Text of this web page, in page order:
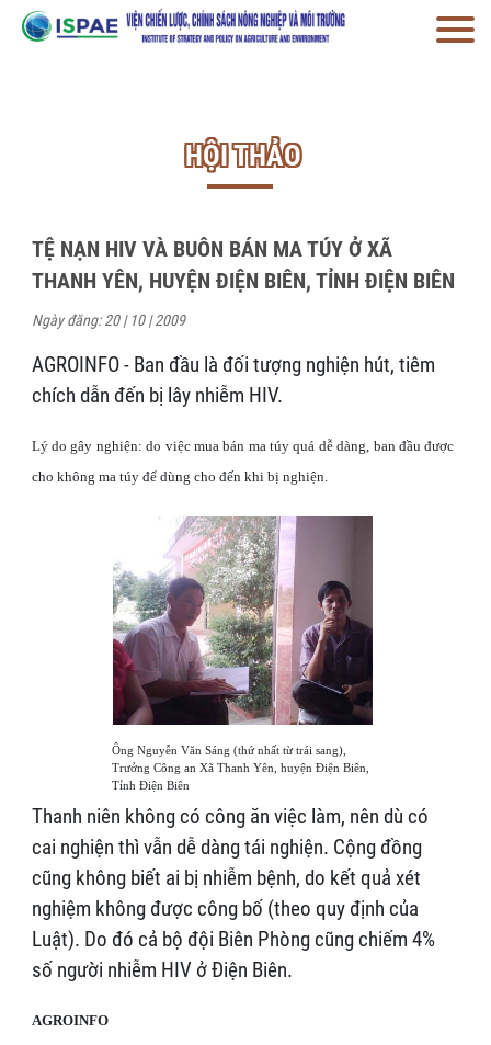
HỘI THẢO
TỆ NẠN HIV VÀ BUÔN BÁN MA TÚY Ở XÃ
THANH YÊN, HUYỆN ĐIỆN BIÊN, TỈNH ĐIỆN BIÊN
Ngày đăng: 20 | 10 | 2009
AGROINFO - Ban đầu là đối tượng nghiện hút, tiêm
chích dẫn đến bị lây nhiễm HIV.
Lý do gây nghiện: do việc mua bán ma túy quá dễ dàng, ban đầu được
cho không ma túy để dùng cho đến khi bị nghiện.
Ông Nguyễn Văn Sáng (thứ nhất từ trái sang),
Trưởng Công an Xã Thanh Yên, huyện Điện Biên,
Tỉnh Điện Biên
Thanh niên không có công ăn việc làm, nên dù có
cai nghiện thì vẫn dễ dàng tái nghiện. Cộng đồng
cũng không biết ai bị nhiễm bệnh, do kết quả xét
nghiệm không được công bố (theo quy định của
Luật). Do đó cả bộ đội Biên Phòng cũng chiếm 4%
số người nhiễm HIV ở Điện Biên.
AGROINFO